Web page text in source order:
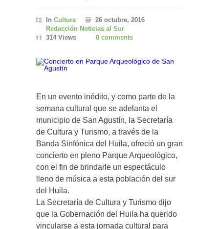
In Cultura
26 octubre, 2016
Redacción Noticias al Sur
314 Views
0 comments
En un evento inédito, y como parte de la
semana cultural que se adelanta el
municipio de San Agustín, la Secretaría
de Cultura y Turismo, a través de la
Banda Sinfónica del Huila, ofreció un gran
concierto en pleno Parque Arqueológico,
con el fin de brindarle un espectáculo
lleno de música a esta población del sur
del Huila.
La Secretaría de Cultura y Turismo dijo
que la Gobernación del Huila ha querido
vincularse a esta jornada cultural para